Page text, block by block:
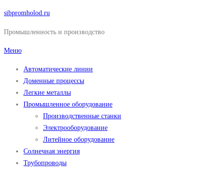
Перейти
содержимому
sibpromholod.ru
Промышленность и производство
Меню
Автоматические линии
Доменные процессы
Легкие металлы
Промышленное оборудование
Производственные станки
Электрооборудование
Литейное оборудование
Солнечная энергия
Трубопроводы